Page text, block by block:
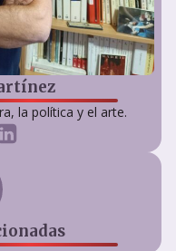
la política y el arte.